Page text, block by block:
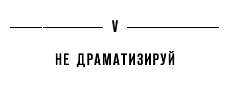
V
НЕ ДРАМАТИЗИРУЙ